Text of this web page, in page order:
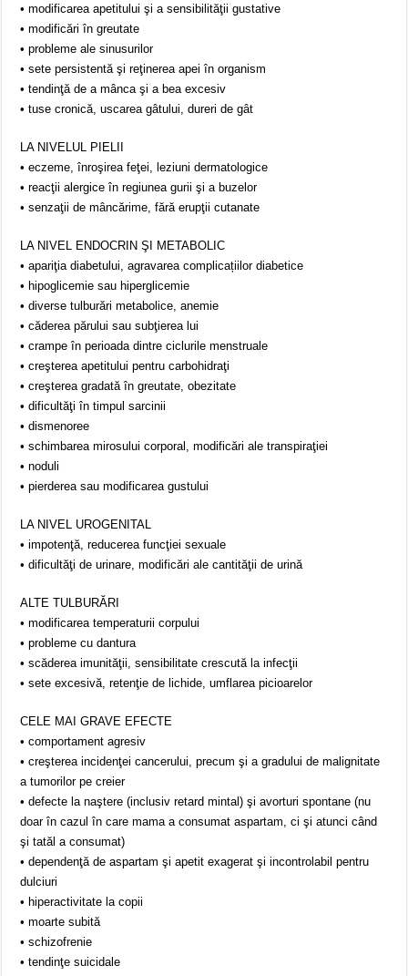
• modificarea apetitului şi a sensibilităţii gustative
• modificări în greutate
• probleme ale sinusurilor
• sete persistentă şi reţinerea apei în organism
• tendinţă de a mânca şi a bea excesiv
• tuse cronică, uscarea gâtului, dureri de gât
LA NIVELUL PIELII
• eczeme, înroşirea feţei, leziuni dermatologice
• reacţii alergice în regiunea gurii şi a buzelor
• senzaţii de mâncărime, fără erupţii cutanate
LA NIVEL ENDOCRIN ŞI METABOLIC
• apariţia diabetului, agravarea complicațiilor diabetice
• hipoglicemie sau hiperglicemie
• diverse tulburări metabolice, anemie
• căderea părului sau subţierea lui
• crampe în perioada dintre ciclurile menstruale
• creşterea apetitului pentru carbohidraţi
• creşterea gradată în greutate, obezitate
• dificultăţi în timpul sarcinii
• dismenoree
• schimbarea mirosului corporal, modificări ale transpiraţiei
• noduli
• pierderea sau modificarea gustului
LA NIVEL UROGENITAL
• impotenţă, reducerea funcţiei sexuale
• dificultăţi de urinare, modificări ale cantităţii de urină
ALTE TULBURĂRI
• modificarea temperaturii corpului
• probleme cu dantura
• scăderea imunităţii, sensibilitate crescută la infecţii
• sete excesivă, retenţie de lichide, umflarea picioarelor
CELE MAI GRAVE EFECTE
• comportament agresiv
• creşterea incidenţei cancerului, precum şi a gradului de malignitate
a tumorilor pe creier
• defecte la naştere (inclusiv retard mintal) şi avorturi spontane (nu
doar în cazul în care mama a consumat aspartam, ci şi atunci când
şi tatăl a consumat)
• dependenţă de aspartam şi apetit exagerat şi incontrolabil pentru
dulciuri
• hiperactivitate la copii
• moarte subită
• schizofrenie
• tendinţe suicidale